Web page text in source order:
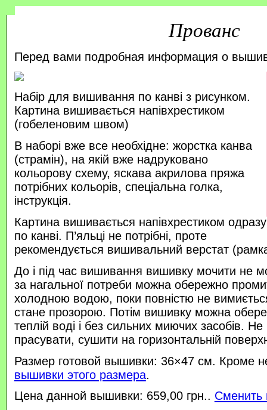
Прованс
Перед вами подробная информация о
Набір для вишивання по канві з рисунком.
Картина вишивається напівхрестиком
(гобеленовим швом)
В наборі вже все необхідне: жорстка канва
(страмін), на якій вже надруковано
кольорову схему, яскава акрилова пряжа
потрібних кольорів, спеціальна голка,
інструкція.
Картина вишивається напівхрестиком одразу
по канві. П’яльці не потрібні, проте
рекомендується вишивальний верстат
До і під час вишивання вишивку мочити не
за нагальної потреби можна обережно
холодною водою, поки повністю не
стане прозорою. Потім вишивку можна
теплій воді і без сильних миючих засобів.
прасувати, сушити на горизонтальній
Размер готовой вышивки: 36×47 см. Кроме
вышивки этого размера.
Цена данной вышивки: 659,00 грн.. Сменить